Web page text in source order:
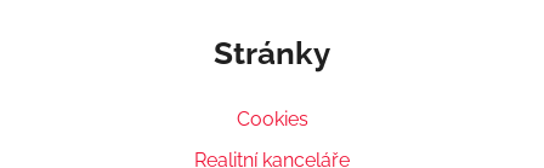
Stránky
Cookies
Realitní kanceláře